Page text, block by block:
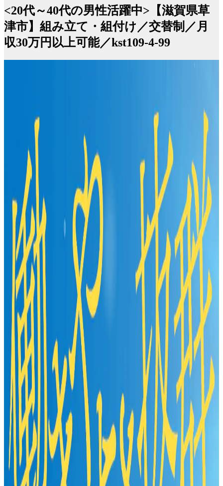
<20代～40代の男性活躍中>【滋賀県草
津市】組み立て・組付け／交替制／月
収30万円以上可能／kst109-4-99